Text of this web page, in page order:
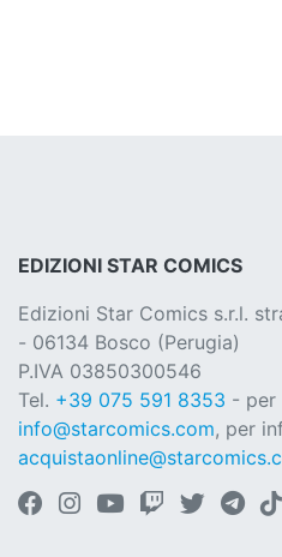
EDIZIONI STAR COMICS
Edizioni Star Comics s.r.l.
- 06134 Bosco (Perugia)
P.IVA 03850300546
Tel. +39 075 591 8353 - per
info@starcomics.com, per